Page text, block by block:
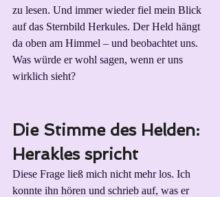
zu lesen. Und immer wieder fiel mein Blick
auf das Sternbild Herkules. Der Held hängt
da oben am Himmel – und beobachtet uns.
Was würde er wohl sagen, wenn er uns
wirklich sieht?
Die Stimme des Helden:
Herakles spricht
Diese Frage ließ mich nicht mehr los. Ich
konnte ihn hören und schrieb auf, was er